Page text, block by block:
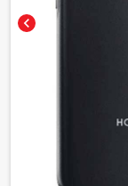
chevron_left